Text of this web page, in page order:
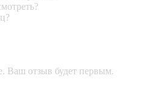
Ваш отзыв будет первым.